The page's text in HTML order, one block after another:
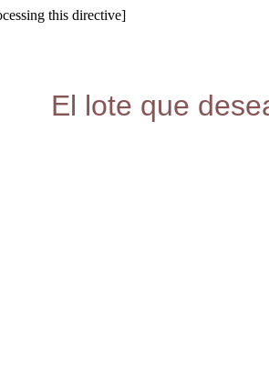
this directive]
El lote que